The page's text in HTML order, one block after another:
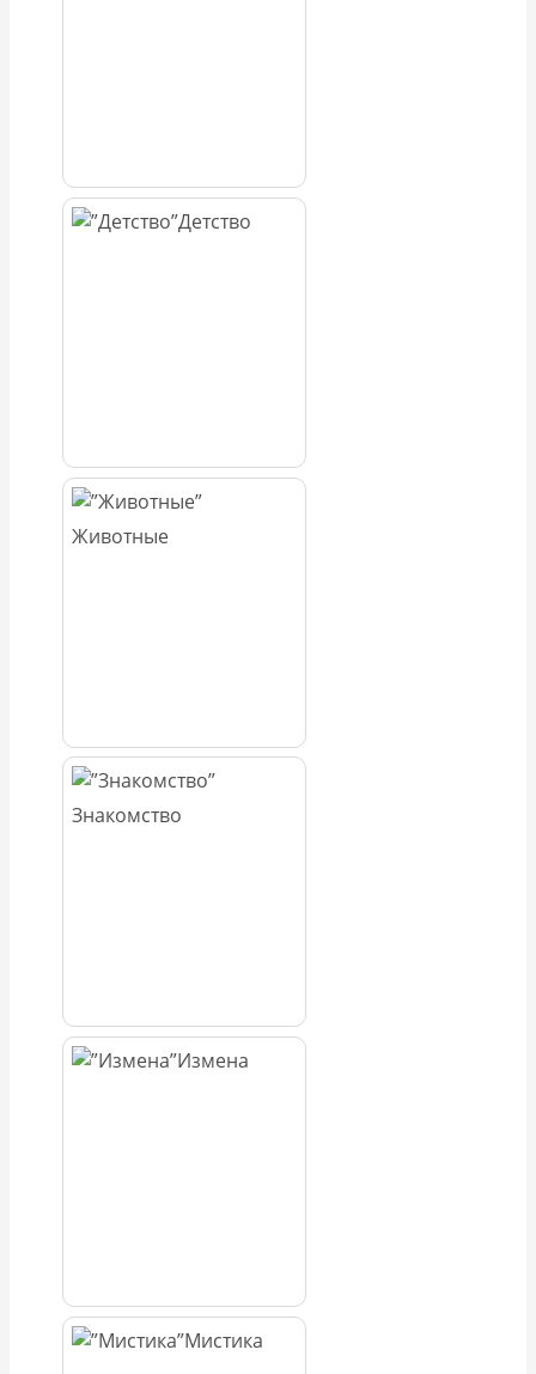
Детство
Животные
Знакомство
Измена
Мистика